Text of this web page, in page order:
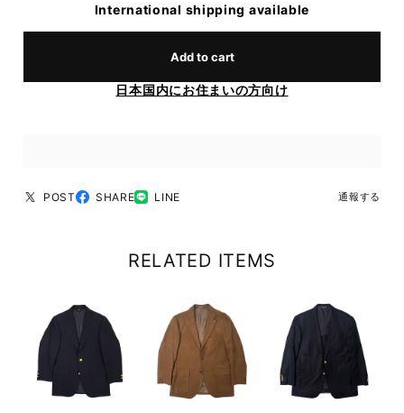
International shipping available
Add to cart
日本国内にお住まいの方向け
POST SHARE LINE 通報する
RELATED ITEMS